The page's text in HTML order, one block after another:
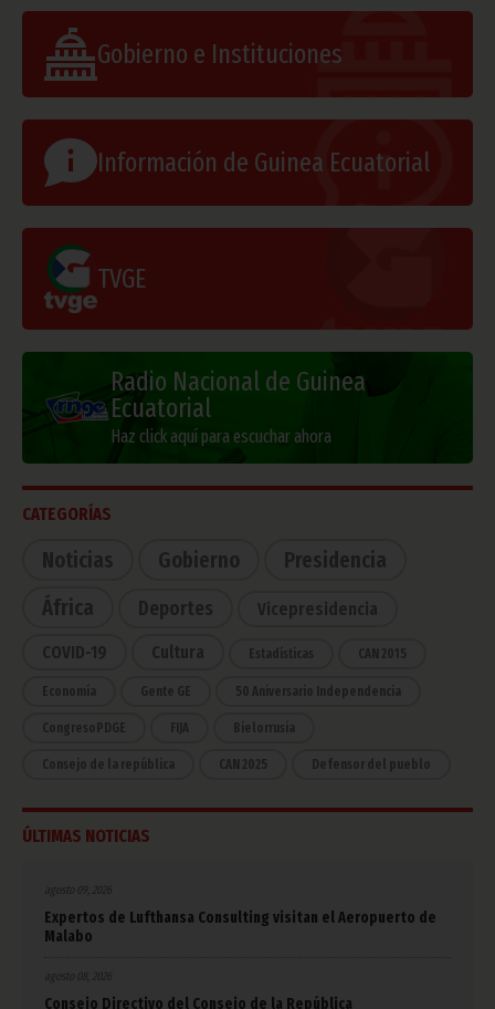
Gobierno e Instituciones
Información de Guinea Ecuatorial
TVGE
Radio Nacional de Guinea
Ecuatorial
Haz click aquí para escuchar ahora
CATEGORÍAS
Noticias Gobierno
Presidencia
África
Deportes Vicepresidencia
COVID-19 Cultura Estadísticas CAN 2015
Economía Gente GE 50 Aniversario Independencia
CongresoPDGE FIJA Bielorrusia
Consejo de la república CAN 2025 Defensor del pueblo
ÚLTIMAS NOTICIAS
agosto 09, 2026
Expertos de Lufthansa Consulting visitan el Aeropuerto de
Malabo
agosto 08, 2026
Consejo Directivo del Consejo de la República